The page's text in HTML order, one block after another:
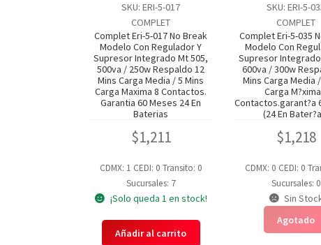
SKU: ERI-5-017
COMPLET
Complet Eri-5-017 No Break
Modelo Con Regulador Y
Supresor Integrado Mt 505,
500va / 250w Respaldo 12
Mins Carga Media / 5 Mins
Carga Maxima 8 Contactos.
Garantia 60 Meses 24 En
Baterias
$1,211
CDMX: 1 CEDI: 0 Transito: 0
Sucursales: 7
¡Solo queda 1 en stock!
Añadir al carrito
SKU: ERI-5-
COMPLET
Complet Eri-5-035
Modelo Con
Supresor
600va / 300w
Mins Carga Media
Carga
Contactos.garant?a
(24 En
$1,218
CDMX: 0 CEDI: 0
Sucursales: 0
Sin
Agotado